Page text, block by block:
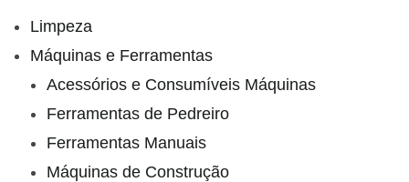
Limpeza
Máquinas e Ferramentas
Acessórios e Consumíveis Máquinas
Ferramentas de Pedreiro
Ferramentas Manuais
Máquinas de Construção